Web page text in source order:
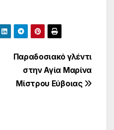
Παραδοσιακό γλέντι
στην Αγία Μαρίνα
Μίστρου Εύβοιας